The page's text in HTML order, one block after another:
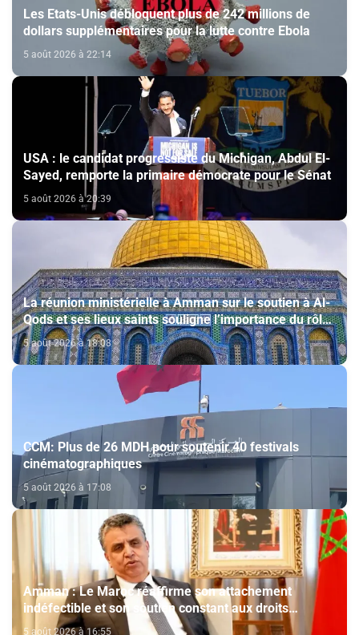
Les Etats-Unis débloquent plus de 242 millions de
dollars supplémentaires pour la lutte contre Ebola
5 août 2026 à 22:14
USA : le candidat progressiste du Michigan, Abdul El-
Sayed, remporte la primaire démocrate pour le Sénat
5 août 2026 à 20:39
La réunion ministérielle à Amman sur le soutien à Al-
Qods et ses lieux saints souligne l’importance du rôle
du Comité Al Qods présidé par SM le Roi
5 août 2026 à 18:08
CCM: Plus de 26 MDH pour soutenir 40 festivals
cinématographiques
5 août 2026 à 17:08
Amman : Le Maroc réaffirme son attachement
indéfectible et son soutien constant aux droits
légitimes du peuple palestinien
5 août 2026 à 16:55